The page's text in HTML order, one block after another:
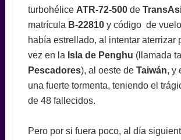
turbohélice ATR-72-500de
matrícula B-22810y código de vuelo
había estrellado, al intentar aterrizar
vez en la Isla de Penghu (llamada
Pescadores), al oeste de Taiwán, y
una fuerte tormenta, teniendo el
de 48 fallecidos.
Pero por si fuera poco, al día